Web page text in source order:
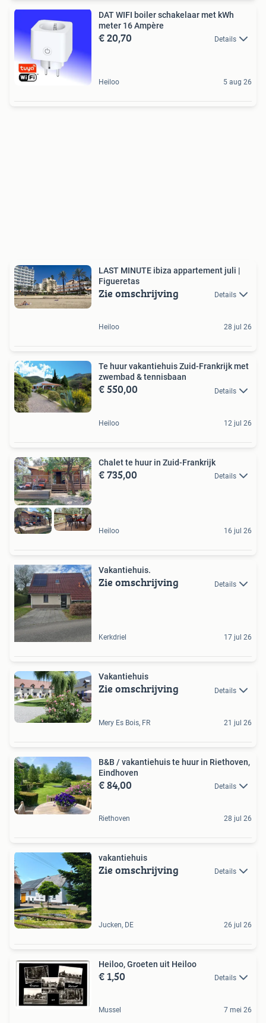
DAT WIFI boiler schakelaar met kWh
meter 16 Ampère
€ 20,70 Details
Heiloo 5 aug 26
LAST MINUTE ibiza appartement juli |
Figueretas
Zie omschrijving Details
Heiloo 28 jul 26
Te huur vakantiehuis Zuid-Frankrijk met
zwembad & tennisbaan
€ 550,00 Details
Heiloo 12 jul 26
Chalet te huur in Zuid-Frankrijk
€ 735,00 Details
Heiloo 16 jul 26
Vakantiehuis.
Zie omschrijving Details
Kerkdriel 17 jul 26
Vakantiehuis
Zie omschrijving Details
Mery Es Bois, FR 21 jul 26
B&B / vakantiehuis te huur in Riethoven,
Eindhoven
€ 84,00 Details
Riethoven 28 jul 26
vakantiehuis
Zie omschrijving Details
Jucken, DE 26 jul 26
Heiloo, Groeten uit Heiloo
€ 1,50 Details
Mussel 7 mei 26